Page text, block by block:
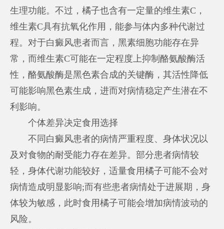
生理功能。不过，橘子也含有一定量的维生素C，
维生素C具有抗氧化作用，能参与体内多种代谢过
程。对于白癜风患者而言，黑素细胞功能存在异
常，而维生素C可能在一定程度上抑制酪氨酸酶活
性，酪氨酸酶是黑色素合成的关键酶，其活性降低
可能影响黑色素生成，进而对病情稳定产生潜在不
利影响。
个体差异决定食用选择
不同白癜风患者的病情严重程度、身体状况以
及对食物的耐受能力存在差异。部分患者病情较
轻，身体代谢功能较好，适量食用橘子可能不会对
病情造成明显影响;而有些患者病情处于进展期，身
体较为敏感，此时食用橘子可能会增加病情波动的
风险。